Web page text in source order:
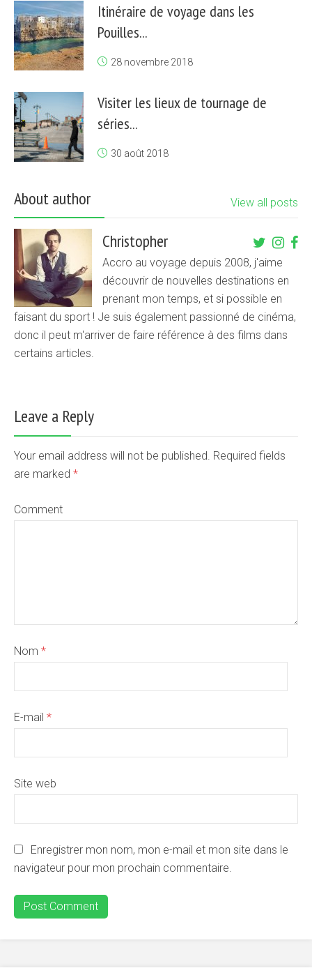
Itinéraire de voyage dans les
Pouilles...
28 novembre 2018
Visiter les lieux de tournage de
séries...
30 août 2018
About author View all posts
Christopher
Accro au voyage depuis 2008, j'aime
découvrir de nouvelles destinations en
prenant mon temps, et si possible en
faisant du sport ! Je suis également passionné de cinéma,
donc il peut m'arriver de faire référence à des films dans
certains articles.
Leave a Reply
Your email address will not be published. Required fields
are marked *
Comment
Nom *
E-mail *
Site web
Enregistrer mon nom, mon e-mail et mon site dans le
navigateur pour mon prochain commentaire.